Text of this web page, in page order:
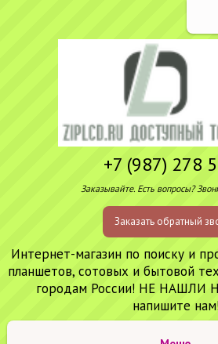
+7 (987) 278
Заказывайте. Есть вопросы?
Заказать обратный
Интернет-магазин по поиску и
планшетов, сотовых и бытовой
городам России! НЕ НАШЛИ
напишите